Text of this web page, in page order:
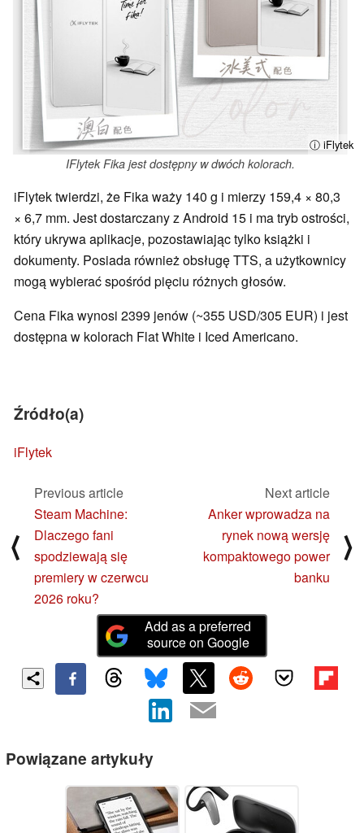
ⓘ iFlytek
IFlytek Fika jest dostępny w dwóch kolorach.
iFlytek twierdzi, że Fika waży 140 g i mierzy 159,4 × 80,3
× 6,7 mm. Jest dostarczany z Android 15 i ma tryb ostrości,
który ukrywa aplikacje, pozostawiając tylko książki i
dokumenty. Posiada również obsługę TTS, a użytkownicy
mogą wybierać spośród pięciu różnych głosów.
Cena Fika wynosi 2399 jenów (~355 USD/305 EUR) i jest
dostępna w kolorach Flat White i Iced Americano.
Źródło(a)
iFlytek
⟨
Previous article
Steam Machine:
Dlaczego fani
spodziewają się
premiery w czerwcu
2026 roku?
Next article
Anker wprowadza na
rynek nową wersję
kompaktowego power
banku
⟩
Add as a preferred
source on Google
Powiązane artykuły